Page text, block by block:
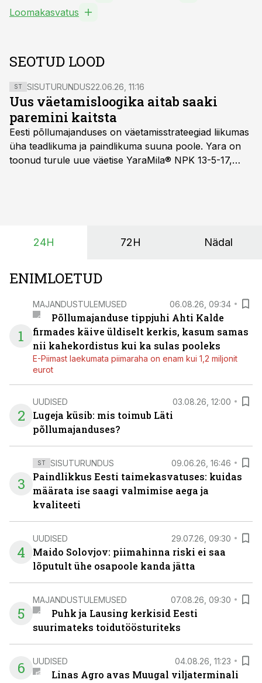
Loomakasvatus
SEOTUD LOOD
ST SISUTURUNDUS22.06.26, 11:16
Uus väetamisloogika aitab saaki
paremini kaitsta
Eesti põllumajanduses on väetamisstrateegiad liikumas
üha teadlikuma ja paindlikuma suuna poole. Yara on
toonud turule uue väetise YaraMila® NPK 13-5-17,
24H 72H Nädal
ENIMLOETUD
1
MAJANDUSTULEMUSED 06.08.26, 09:34
Põllumajanduse tippjuhi Ahti Kalde
firmades käive üldiselt kerkis, kasum samas
nii kahekordistus kui ka sulas pooleks
E-Piimast laekumata piimaraha on enam kui 1,2 miljonit
eurot
2
UUDISED 03.08.26, 12:00
Lugeja küsib: mis toimub Läti
põllumajanduses?
3
ST SISUTURUNDUS 09.06.26, 16:46
Paindlikkus Eesti taimekasvatuses: kuidas
määrata ise saagi valmimise aega ja
kvaliteeti
4
UUDISED 29.07.26, 09:30
Maido Solovjov: piimahinna riski ei saa
lõputult ühe osapoole kanda jätta
5
MAJANDUSTULEMUSED 07.08.26, 09:30
Puhk ja Lausing kerkisid Eesti
suurimateks toidutöösturiteks
6 UUDISED 04.08.26, 11:23
Linas Agro avas Muugal viljaterminali